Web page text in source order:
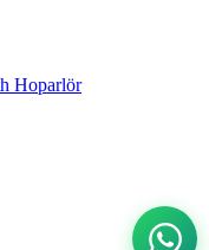
Hoparlör